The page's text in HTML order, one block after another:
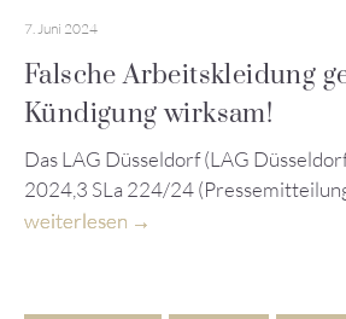
7. Juni 2024
Falsche Arbeitskleidung
Kündigung wirksam!
Das LAG Düsseldorf (LAG
2024,3 SLa 224/24
weiterlesen